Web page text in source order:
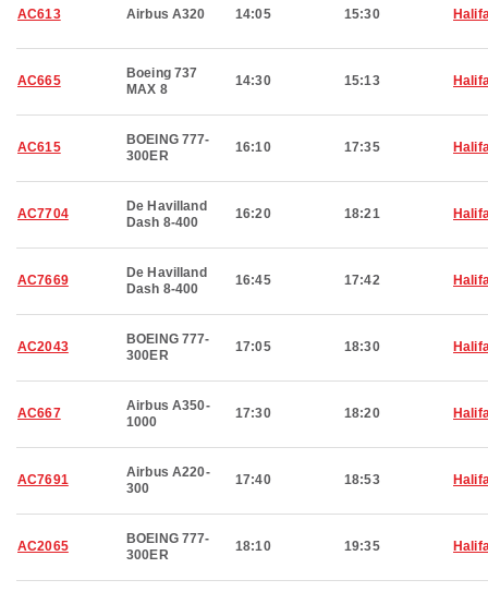
AC613 Airbus A320 14:05 15:30
AC665
Boeing 737
MAX 8
14:30 15:13
AC615
BOEING 777-
300ER
16:10 17:35
AC7704
De Havilland
Dash 8-400
16:20 18:21
AC7669
De Havilland
Dash 8-400
16:45 17:42
AC2043
BOEING 777-
300ER
17:05 18:30
AC667
Airbus A350-
1000
17:30 18:20
AC7691
Airbus A220-
300
17:40 18:53
AC2065
BOEING 777-
300ER
18:10 19:35